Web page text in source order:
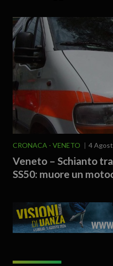
CRONACA VENETO 4
Veneto – Schianto
SS50: muore un